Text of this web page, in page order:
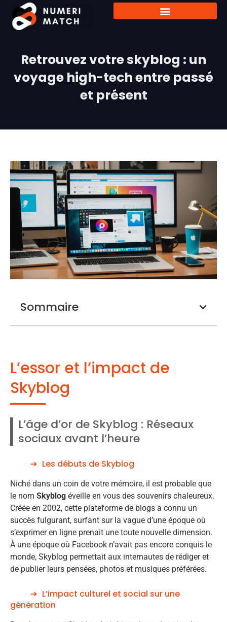
Retrouvez votre skyblog : un
voyage high-tech entre passé
et présent
Sommaire
L’essor et l’impact de
Skyblog
L’âge d’or de Skyblog : Réseaux
sociaux avant l’heure
Les débuts de Skyblog
Niché dans un coin de votre mémoire, il est probable que
le nom Skyblog éveille en vous des souvenirs chaleureux.
Créée en 2002, cette plateforme de blogs a connu un
succès fulgurant, surfant sur la vague d’une époque où
s’exprimer en ligne prenait une toute nouvelle dimension.
À une époque où Facebook n’avait pas encore conquis le
monde, Skyblog permettait aux internautes de rédiger et
de publier leurs pensées, photos et musiques préférées.
L’impact culturel et social sur une
génération